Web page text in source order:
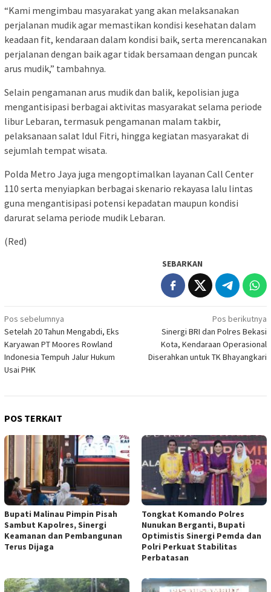
“Kami mengimbau masyarakat yang akan melaksanakan
perjalanan mudik agar memastikan kondisi kesehatan dalam
keadaan fit, kendaraan dalam kondisi baik, serta merencanakan
perjalanan dengan baik agar tidak bersamaan dengan puncak
arus mudik,” tambahnya.
Selain pengamanan arus mudik dan balik, kepolisian juga
mengantisipasi berbagai aktivitas masyarakat selama periode
libur Lebaran, termasuk pengamanan malam takbir,
pelaksanaan salat Idul Fitri, hingga kegiatan masyarakat di
sejumlah tempat wisata.
Polda Metro Jaya juga mengoptimalkan layanan Call Center
110 serta menyiapkan berbagai skenario rekayasa lalu lintas
guna mengantisipasi potensi kepadatan maupun kondisi
darurat selama periode mudik Lebaran.
(Red)
SEBARKAN
Navigasi
pos
Pos sebelumnya
Setelah 20 Tahun Mengabdi, Eks
Karyawan PT Moores Rowland
Indonesia Tempuh Jalur Hukum
Usai PHK
Pos berikutnya
Sinergi BRI dan Polres Bekasi
Kota, Kendaraan Operasional
Diserahkan untuk TK Bhayangkari
POS TERKAIT
Bupati Malinau Pimpin Pisah
Sambut Kapolres, Sinergi
Keamanan dan Pembangunan
Terus Dijaga
Tongkat Komando Polres
Nunukan Berganti, Bupati
Optimistis Sinergi Pemda dan
Polri Perkuat Stabilitas
Perbatasan